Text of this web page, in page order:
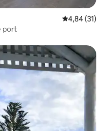
Évaluation
4,84 (31)
port
appréciés